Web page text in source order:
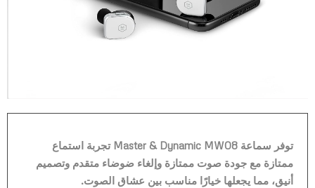
توفر سماعة Master & Dynamic MW08 تجربة استماع
ممتازة مع جودة صوت ممتازة وإلغاء ضوضاء متقدم وتصميم
أنيق، مما يجعلها خيارًا مناسب بين عشاق الصوت.